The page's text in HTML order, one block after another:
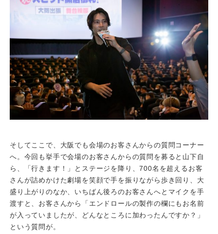
そしてここで、大阪でも会場のお客さんからの質問コーナー
へ。今回も挙手で会場のお客さんからの質問を募ると山下自
ら、「行きます！」とステージを降り、700名を超えるお客
さんが詰めかけた劇場を笑顔で手を振りながら歩き回り、大
盛り上がりのなか、いちばん後ろのお客さんへとマイクを手
渡すと、お客さんから「エンドロールの製作の欄にもお名前
が入っていましたが、どんなところに加わったんですか？」
という質問が。